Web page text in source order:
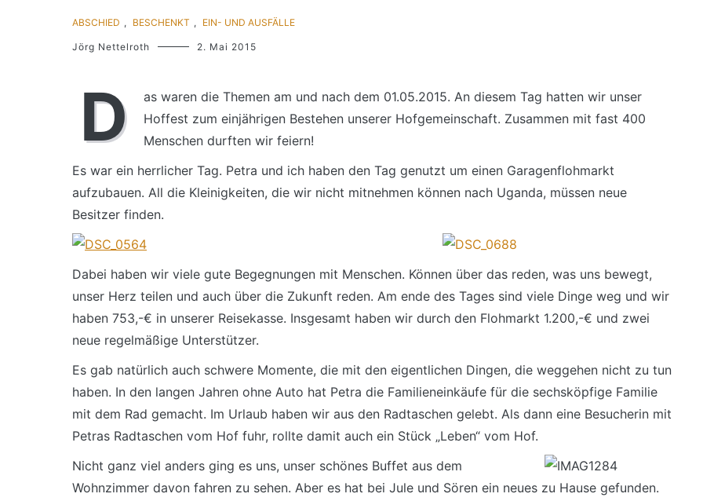
ABSCHIED , BESCHENKT , EIN- UND AUSFÄLLE
Jörg Nettelroth 2. Mai 2015
D
as waren die Themen am und nach dem 01.05.2015. An diesem Tag hatten wir unser
Hoffest zum einjährigen Bestehen unserer Hofgemeinschaft. Zusammen mit fast 400
Menschen durften wir feiern!
Es war ein herrlicher Tag. Petra und ich haben den Tag genutzt um einen Garagenflohmarkt
aufzubauen. All die Kleinigkeiten, die wir nicht mitnehmen können nach Uganda, müssen neue
Besitzer finden.
Dabei haben wir viele gute Begegnungen mit Menschen. Können über das reden, was uns bewegt,
unser Herz teilen und auch über die Zukunft reden. Am ende des Tages sind viele Dinge weg und wir
haben 753,-€ in unserer Reisekasse. Insgesamt haben wir durch den Flohmarkt 1.200,-€ und zwei
neue regelmäßige Unterstützer.
Es gab natürlich auch schwere Momente, die mit den eigentlichen Dingen, die weggehen nicht zu tun
haben. In den langen Jahren ohne Auto hat Petra die Familieneinkäufe für die sechsköpfige Familie
mit dem Rad gemacht. Im Urlaub haben wir aus den Radtaschen gelebt. Als dann eine Besucherin mit
Petras Radtaschen vom Hof fuhr, rollte damit auch ein Stück „Leben“ vom Hof.
Nicht ganz viel anders ging es uns, unser schönes Buffet aus dem
Wohnzimmer davon fahren zu sehen. Aber es hat bei Jule und Sören ein neues zu Hause gefunden.